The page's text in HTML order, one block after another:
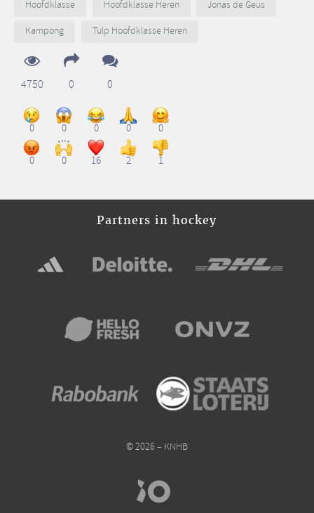
Hoofdklasse Hoofdklasse Heren
Jonas de Geus
Kampong
Tulp Hoofdklasse Heren
4750 0 0
0 0 0 0 0
0 0 16 2 1
Partners in hockey
© 2026 – KNHB